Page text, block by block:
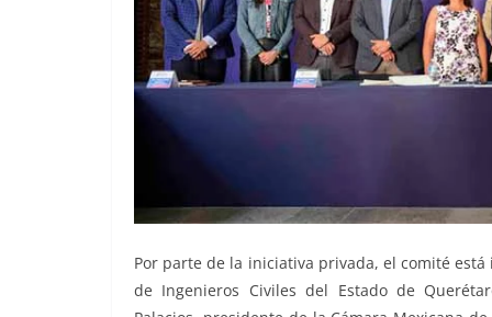
Por parte de la iniciativa privada, el comité
de Ingenieros Civiles del Estado de